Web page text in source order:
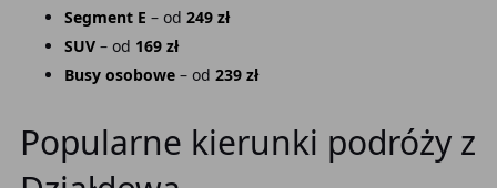
Segment E – od 249 zł
SUV– od 169 zł
Busy osobowe– od 239 zł
Popularne kierunki podróży z